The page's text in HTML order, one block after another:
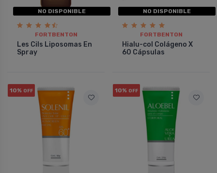
NO DISPONIBLE
FORTBENTON
Les Cils Liposomas En
Spray
NO DISPONIBLE
FORTBENTON
Hialu-col Colágeno X
60 Cápsulas
10% OFF 10% OFF